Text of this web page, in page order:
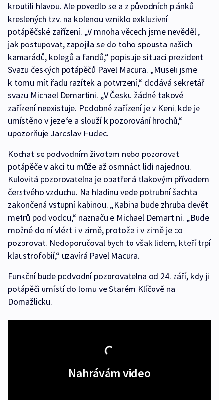
kroutili hlavou. Ale povedlo se a z původních plánků
kreslených tzv. na kolenou vzniklo exkluzivní
potápěčské zařízení. „V mnoha věcech jsme nevěděli,
jak postupovat, zapojila se do toho spousta našich
kamarádů, kolegů a fandů,“ popisuje situaci prezident
Svazu českých potápěčů Pavel Macura. „Museli jsme
k tomu mít řadu razítek a potvrzení,“ dodává sekretář
svazu Michael Demartini. „V Česku žádné takové
zařízení neexistuje. Podobné zařízení je v Keni, kde je
umístěno v jezeře a slouží k pozorování hrochů,“
upozorňuje Jaroslav Hudec.
Kochat se podvodním životem nebo pozorovat
potápěče v akci tu může až osmnáct lidí najednou.
Kulovitá pozorovatelna je opatřená tlakovým přívodem
čerstvého vzduchu. Na hladinu vede potrubní šachta
zakončená vstupní kabinou. „Kabina bude zhruba devět
metrů pod vodou,“ naznačuje Michael Demartini. „Bude
možné do ní vlézt i v zimě, protože i v zimě je co
pozorovat. Nedoporučoval bych to však lidem, kteří trpí
klaustrofobií,“ uzavírá Pavel Macura.
Funkční bude podvodní pozorovatelna od 24. září, kdy ji
potápěči umístí do lomu ve Starém Klíčově na
Domažlicku.
Nahrávám video